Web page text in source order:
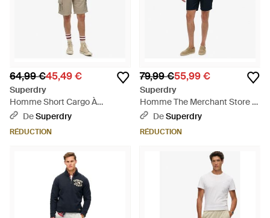
64,99 €45,49 €
Superdry
Homme Short Cargo À
Surpiqûres Contrastées Taille -
Neutre
DeSuperdry
RÉDUCTION
79,99 €55,99 €
Superdry
Homme The Merchant Store -
BleuDeSuperdry
RÉDUCTION